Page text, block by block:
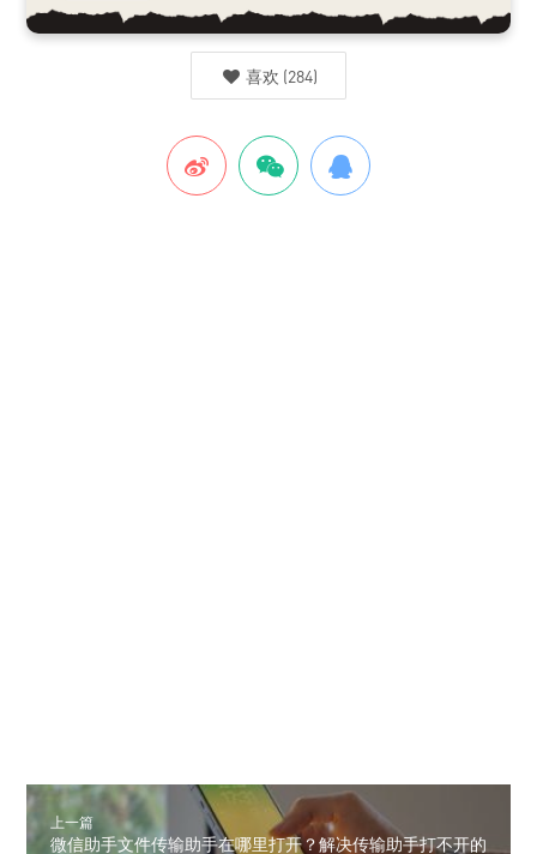
喜欢 (284)
上一篇
微信助手文件传输助手在哪里打开？解决传输助手打不开的